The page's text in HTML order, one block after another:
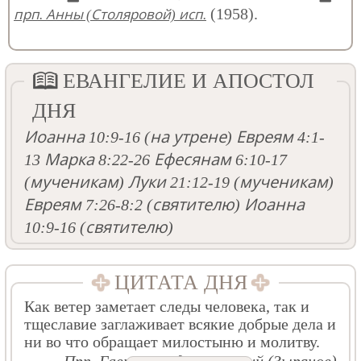
прп. Анны (Столяровой) исп. (1958).
ЕВАНГЕЛИЕ И АПОСТОЛ
ДНЯ
Иоанна 10:9-16(на утрене) Евреям 4:1-
13 Марка 8:22-26 Ефесянам 6:10-17
(мученикам) Луки 21:12-19(мученикам)
Евреям 7:26-8:2(святителю) Иоанна
10:9-16(святителю)
ЦИТАТА ДНЯ
Как ветер заметает следы человека, так и
тщеславие заглаживает всякие добрые дела и
ни во что обращает милостыню и молитву.